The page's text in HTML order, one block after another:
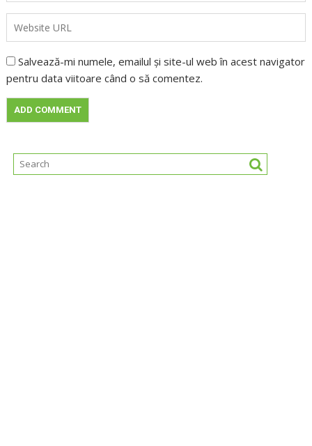
Salvează-mi numele, emailul și site-ul web în acest navigator
pentru data viitoare când o să comentez.